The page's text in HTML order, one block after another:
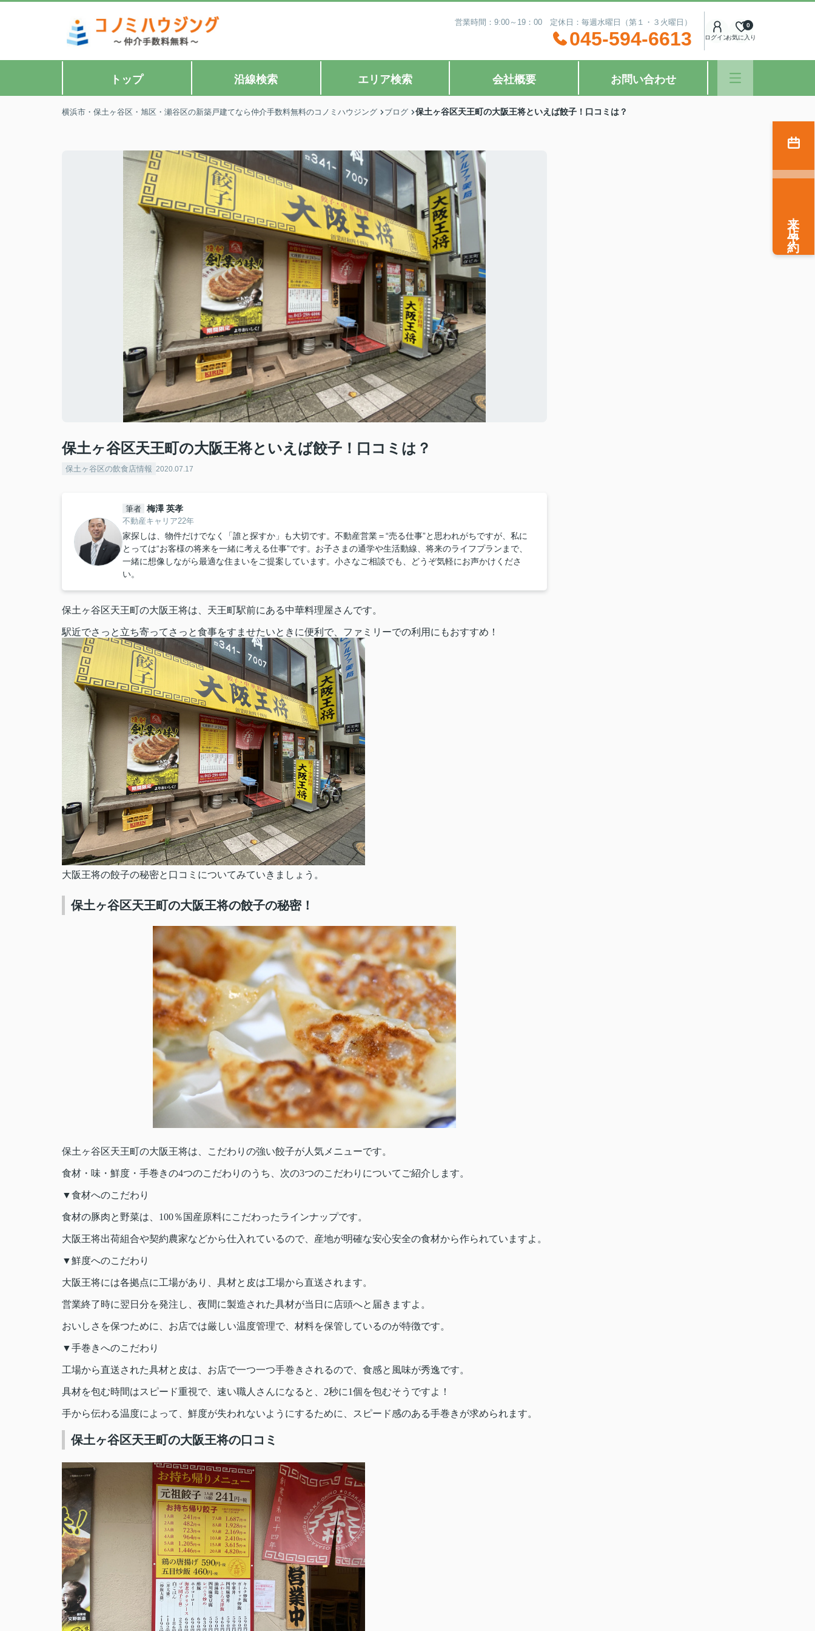
営業時間：9:00～19：00 定休日：毎週水曜日（第１・３火曜日）
045-594-6613 ログインお気に入り
0
トップ 沿線検索 エリア検索 会社概要 お問い合わせ
横浜市・保土ヶ谷区・旭区・瀬谷区の新築戸建てなら仲介手数料無料のコノミハウジング ブログ 保土ヶ谷区天王町の大阪王将といえば餃子！口コミは？
保土ヶ谷区天王町の大阪王将といえば餃子！口コミは？
保土ヶ谷区の飲食店情報 2020.07.17
筆者 梅澤 英孝
不動産キャリア22年
家探しは、物件だけでなく「誰と探すか」も大切です。不動産営業＝“売る仕事”と思われがちですが、私に
とっては“お客様の将来を一緒に考える仕事”です。お子さまの通学や生活動線、将来のライフプランまで、
一緒に想像しながら最適な住まいをご提案しています。小さなご相談でも、どうぞ気軽にお声かけくださ
い。
保土ヶ谷区天王町の大阪王将は、天王町駅前にある中華料理屋さんです。
駅近でさっと立ち寄ってさっと食事をすませたいときに便利で、ファミリーでの利用にもおすすめ！
大阪王将の餃子の秘密と口コミについてみていきましょう。
保土ヶ谷区天王町の大阪王将の餃子の秘密！
保土ヶ谷区天王町の大阪王将は、こだわりの強い餃子が人気メニューです。
食材・味・鮮度・手巻きの4つのこだわりのうち、次の3つのこだわりについてご紹介します。
▼食材へのこだわり
食材の豚肉と野菜は、100％国産原料にこだわったラインナップです。
大阪王将出荷組合や契約農家などから仕入れているので、産地が明確な安心安全の食材から作られていますよ。
▼鮮度へのこだわり
大阪王将には各拠点に工場があり、具材と皮は工場から直送されます。
営業終了時に翌日分を発注し、夜間に製造された具材が当日に店頭へと届きますよ。
おいしさを保つために、お店では厳しい温度管理で、材料を保管しているのが特徴です。
▼手巻きへのこだわり
工場から直送された具材と皮は、お店で一つ一つ手巻きされるので、食感と風味が秀逸です。
具材を包む時間はスピード重視で、速い職人さんになると、2秒に1個を包むそうですよ！
手から伝わる温度によって、鮮度が失われないようにするために、スピード感のある手巻きが求められます。
保土ヶ谷区天王町の大阪王将の口コミ
来店予約